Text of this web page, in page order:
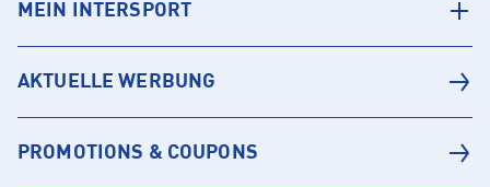
MEIN INTERSPORT
AKTUELLE WERBUNG
PROMOTIONS & COUPONS